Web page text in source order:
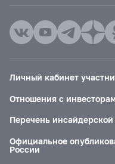
Личный кабинет
Отношения с
Перечень
Официальное
России